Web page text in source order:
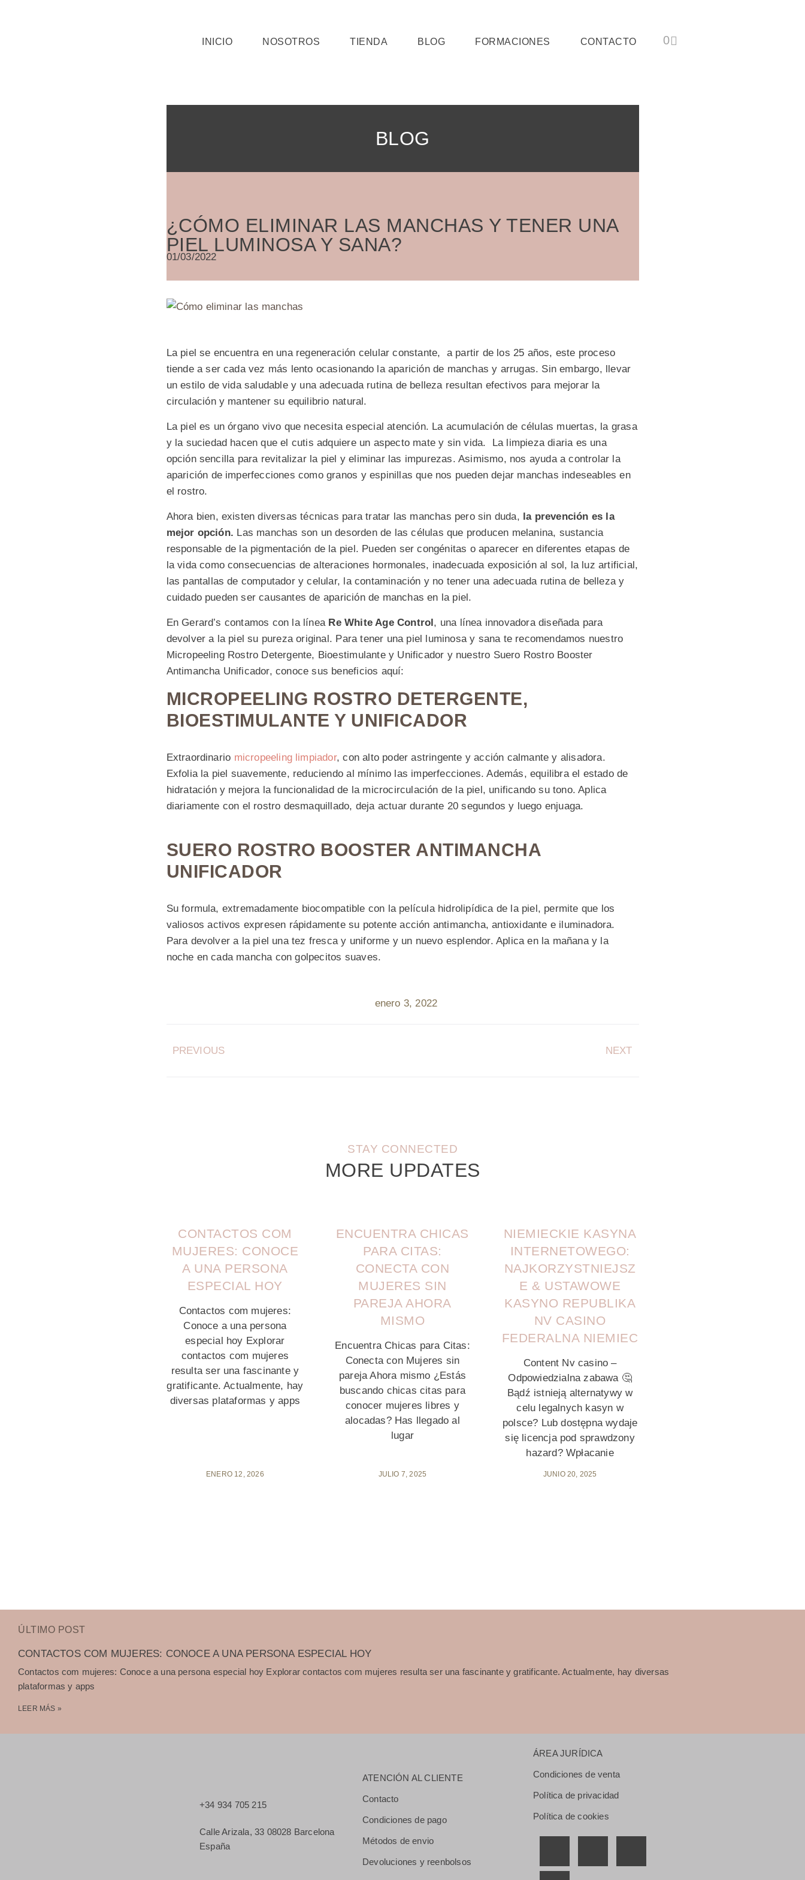
INICIO NOSOTROS TIENDA BLOG FORMACIONES CONTACTO
BLOG
01/03/2022
¿CÓMO ELIMINAR LAS MANCHAS Y TENER UNA
PIEL LUMINOSA Y SANA?
La piel se encuentra en una regeneración celular constante, a partir de los 25 años, este proceso
tiende a ser cada vez más lento ocasionando la aparición de manchas y arrugas. Sin embargo, llevar
un estilo de vida saludable y una adecuada rutina de belleza resultan efectivos para mejorar la
circulación y mantener su equilibrio natural.
La piel es un órgano vivo que necesita especial atención. La acumulación de células muertas, la grasa
y la suciedad hacen que el cutis adquiere un aspecto mate y sin vida. La limpieza diaria es una
opción sencilla para revitalizar la piel y eliminar las impurezas. Asimismo, nos ayuda a controlar la
aparición de imperfecciones como granos y espinillas que nos pueden dejar manchas indeseables en
el rostro.
Ahora bien, existen diversas técnicas para tratar las manchas pero sin duda, la prevención es la
mejor opción. Las manchas son un desorden de las células que producen melanina, sustancia
responsable de la pigmentación de la piel. Pueden ser congénitas o aparecer en diferentes etapas de
la vida como consecuencias de alteraciones hormonales, inadecuada exposición al sol, la luz artificial,
las pantallas de computador y celular, la contaminación y no tener una adecuada rutina de belleza y
cuidado pueden ser causantes de aparición de manchas en la piel.
En Gerard’s contamos con la línea Re White Age Control, una línea innovadora diseñada para
devolver a la piel su pureza original. Para tener una piel luminosa y sana te recomendamos nuestro
Micropeeling Rostro Detergente, Bioestimulante y Unificador y nuestro Suero Rostro Booster
Antimancha Unificador, conoce sus beneficios aquí:
MICROPEELING ROSTRO DETERGENTE,
BIOESTIMULANTE Y UNIFICADOR
Extraordinario micropeeling limpiador, con alto poder astringente y acción calmante y alisadora.
Exfolia la piel suavemente, reduciendo al mínimo las imperfecciones. Además, equilibra el estado de
hidratación y mejora la funcionalidad de la microcirculación de la piel, unificando su tono. Aplica
diariamente con el rostro desmaquillado, deja actuar durante 20 segundos y luego enjuaga.
SUERO ROSTRO BOOSTER ANTIMANCHA
UNIFICADOR
Su formula, extremadamente biocompatible con la película hidrolipídica de la piel, permite que los
valiosos activos expresen rápidamente su potente acción antimancha, antioxidante e iluminadora.
Para devolver a la piel una tez fresca y uniforme y un nuevo esplendor. Aplica en la mañana y la
noche en cada mancha con golpecitos suaves.
enero 3, 2022
PREVIOUS NEXT
STAY CONNECTED
MORE UPDATES
CONTACTOS COM
MUJERES: CONOCE
A UNA PERSONA
ESPECIAL HOY
Contactos com mujeres:
Conoce a una persona
especial hoy Explorar
contactos com mujeres
resulta ser una fascinante y
gratificante. Actualmente, hay
diversas plataformas y apps
ENERO 12, 2026
ENCUENTRA CHICAS
PARA CITAS:
CONECTA CON
MUJERES SIN
PAREJA AHORA
MISMO
Encuentra Chicas para Citas:
Conecta con Mujeres sin
pareja Ahora mismo ¿Estás
buscando chicas citas para
conocer mujeres libres y
alocadas? Has llegado al
lugar
JULIO 7, 2025
NIEMIECKIE KASYNA
INTERNETOWEGO:
NAJKORZYSTNIEJSZ
E & USTAWOWE
KASYNO REPUBLIKA
NV CASINO
FEDERALNA NIEMIEC
Content Nv casino –
Odpowiedzialna zabawa 🤔
Bądź istnieją alternatywy w
celu legalnych kasyn w
polsce? Lub dostępna wydaje
się licencja pod sprawdzony
hazard? Wpłacanie
JUNIO 20, 2025
ÚLTIMO POST
CONTACTOS COM MUJERES: CONOCE A UNA PERSONA ESPECIAL HOY
Contactos com mujeres: Conoce a una persona especial hoy Explorar contactos com mujeres resulta ser una fascinante y gratificante. Actualmente, hay diversas
plataformas y apps
LEER MÁS »
+34 934 705 215
Calle Arizala, 33 08028 Barcelona
España
ATENCIÓN AL CLIENTE
Contacto
Condiciones de pago
Métodos de envio
Devoluciones y reenbolsos
ÁREA JURÍDICA
Condiciones de venta
Política de privacidad
Política de cookies